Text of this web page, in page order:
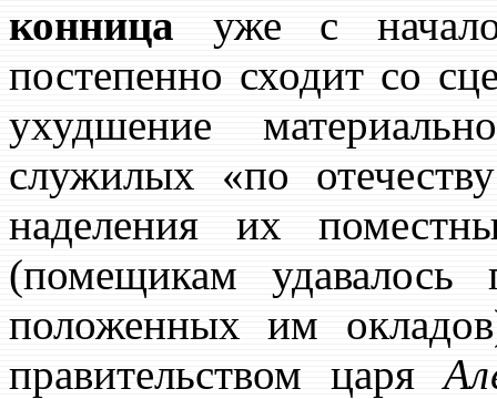
конница уже с
постепенно сходит со
ухудшение
служилых «по
наделения их
(помещикам
положенных им
правительством царя